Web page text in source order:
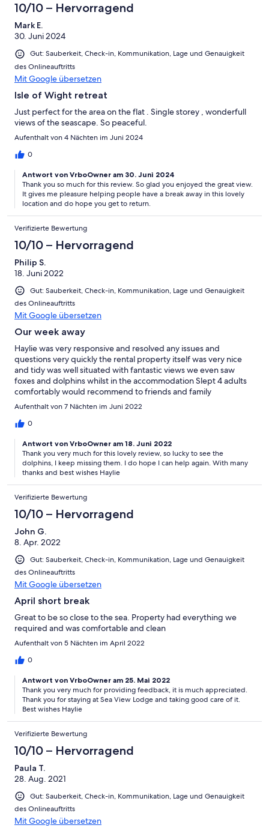
10/10 – Hervorragend
Mark E.
30. Juni 2024
Gut: Sauberkeit, Check-in, Kommunikation, Lage und Genauigkeit
des Onlineauftritts
Mit Google übersetzen
Isle of Wight retreat
Just perfect for the area on the flat . Single storey , wonderfull
views of the seascape. So peaceful.
Aufenthalt von 4 Nächten im Juni 2024
0
Antwort von VrboOwner am 30. Juni 2024
Thank you so much for this review. So glad you enjoyed the great view.
It gives me pleasure helping people have a break away in this lovely
location and do hope you get to return.
Verifizierte Bewertung
10/10 – Hervorragend
Philip S.
18. Juni 2022
Gut: Sauberkeit, Check-in, Kommunikation, Lage und Genauigkeit
des Onlineauftritts
Mit Google übersetzen
Our week away
Haylie was very responsive and resolved any issues and
questions very quickly the rental property itself was very nice
and tidy was well situated with fantastic views we even saw
foxes and dolphins whilst in the accommodation Slept 4 adults
comfortably would recommend to friends and family
Aufenthalt von 7 Nächten im Juni 2022
0
Antwort von VrboOwner am 18. Juni 2022
Thank you very much for this lovely review, so lucky to see the
dolphins, I keep missing them. I do hope I can help again. With many
thanks and best wishes Haylie
Verifizierte Bewertung
10/10 – Hervorragend
John G.
8. Apr. 2022
Gut: Sauberkeit, Check-in, Kommunikation, Lage und Genauigkeit
des Onlineauftritts
Mit Google übersetzen
April short break
Great to be so close to the sea. Property had everything we
required and was comfortable and clean
Aufenthalt von 5 Nächten im April 2022
0
Antwort von VrboOwner am 25. Mai 2022
Thank you very much for providing feedback, it is much appreciated.
Thank you for staying at Sea View Lodge and taking good care of it.
Best wishes Haylie
Verifizierte Bewertung
10/10 – Hervorragend
Paula T.
28. Aug. 2021
Gut: Sauberkeit, Check-in, Kommunikation, Lage und Genauigkeit
des Onlineauftritts
Mit Google übersetzen